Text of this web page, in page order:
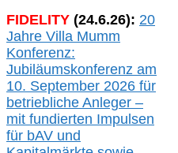
FIDELITY (24.6.26): 20
Jahre Villa Mumm
Konferenz:
Jubiläumskonferenz am
10. September 2026 für
betriebliche Anleger –
mit fundierten Impulsen
für bAV und